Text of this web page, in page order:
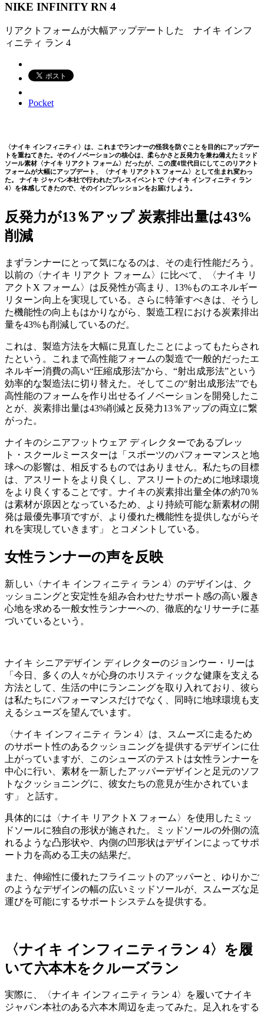
NIKE INFINITY RN 4
リアクトフォームが大幅アップデートした ナイキ インフ
ィニティ ラン 4
Pocket
〈ナイキ インフィニティ〉は、これまでランナーの怪我を防ぐことを目的にアップデー
トを重ねてきた。そのイノベーションの核心は、柔らかさと反発力を兼ね備えたミッド
ソール素材〈ナイキ リアクト フォーム〉だったが、この度4世代目にしてこのリアクト
フォームが大幅にアップデート、〈ナイキ リアクトX フォーム〉として生まれ変わっ
た。 ナイキ ジャパン本社で行われたプレスイベントで〈ナイキ インフィニティ ラン
4〉を体感してきたので、そのインプレッションをお届けしよう。
反発力が13％アップ 炭素排出量は43%
削減
まずランナーにとって気になるのは、その走行性能だろう。
以前の〈ナイキ リアクト フォーム〉に比べて、〈ナイキ リ
アクトX フォーム〉は反発性が高まり、13%ものエネルギー
リターン向上を実現している。さらに特筆すべきは、そうし
た機能性の向上もはかりながら、製造工程における炭素排出
量を43%も削減しているのだ。
これは、製造方法を大幅に見直したことによってもたらされ
たという。これまで高性能フォームの製造で一般的だったエ
ネルギー消費の高い“圧縮成形法”から、“射出成形法”という
効率的な製造法に切り替えた。そしてこの“射出成形法”でも
高性能のフォームを作り出せるイノベーションを開発したこ
とが、炭素排出量は43%削減と反発力13％アップの両立に繋
がった。
ナイキのシニアフットウェア ディレクターであるブレッ
ト・スクールミースターは「スポーツのパフォーマンスと地
球への影響は、相反するものではありません。私たちの目標
は、アスリートをより良くし、アスリートのために地球環境
をより良くすることです。ナイキの炭素排出量全体の約70％
は素材が原因となっているため、より持続可能な新素材の開
発は最優先事項ですが、より優れた機能性を提供しながらそ
れを実現していきます」 とコメントしている。
女性ランナーの声を反映
新しい〈ナイキ インフィニティ ラン 4〉のデザインは、ク
ッショニングと安定性を組み合わせたサポート感の高い履き
心地を求める一般女性ランナーへの、徹底的なリサーチに基
づいているという。
ナイキ シニアデザイン ディレクターのジョンウー・リーは
「今日、多くの人々が心身のホリスティックな健康を支える
方法として、生活の中にランニングを取り入れており、彼ら
は私たちにパフォーマンスだけでなく、同時に地球環境も支
えるシューズを望んでいます。
〈ナイキ インフィニティ ラン 4〉は、スムーズに走るため
のサポート性のあるクッショニングを提供するデザインに仕
上がっていますが、このシューズのテストは女性ランナーを
中心に行い、素材を一新したアッパーデザインと足元のソフ
トなクッショニングに、彼女たちの意見が生かされていま
す」 と話す。
具体的には〈ナイキ リアクトX フォーム〉を使用したミッ
ドソールに独自の形状が施された。ミッドソールの外側の流
れるような凸形状や、内側の凹形状はデザインによってサポ
ート力を高める工夫の結果だ。
また、伸縮性に優れたフライニットのアッパーと、ゆりかご
のようなデザインの幅の広いミッドソールが、スムーズな足
運びを可能にするサポートシステムを提供する。
〈ナイキ インフィニティラン 4〉を履
いて六本木をクルーズラン
実際に、〈ナイキ インフィニティ ラン 4〉を履いてナイキ
ジャパン本社のある六本木周辺を走ってみた。足入れをする